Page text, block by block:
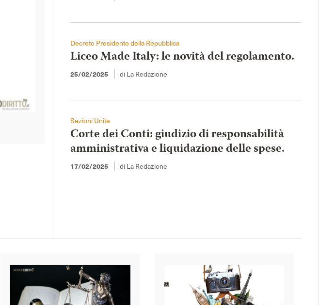
Decreto Presidente della Repubblica
Liceo Made Italy: le novità del regolamento.
25/02/2025 di La Redazione
Sezioni Unite
Corte dei Conti: giudizio di responsabilità
amministrativa e liquidazione delle spese.
17/02/2025 di La Redazione